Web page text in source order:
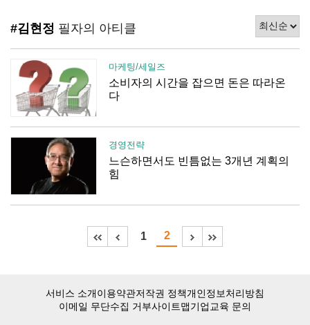
#김현정 필자의 아티클
마케팅/세일즈
소비자의 시간을 잡으면 돈은 따라온
다
경영전략
느슨하면서도 빈틈없는 3개년 계획의
힘
1 2
서비스 소개이용약관저작권 정책개인정보처리방침
이메일 무단수집 거부사이트맵기업교육 문의